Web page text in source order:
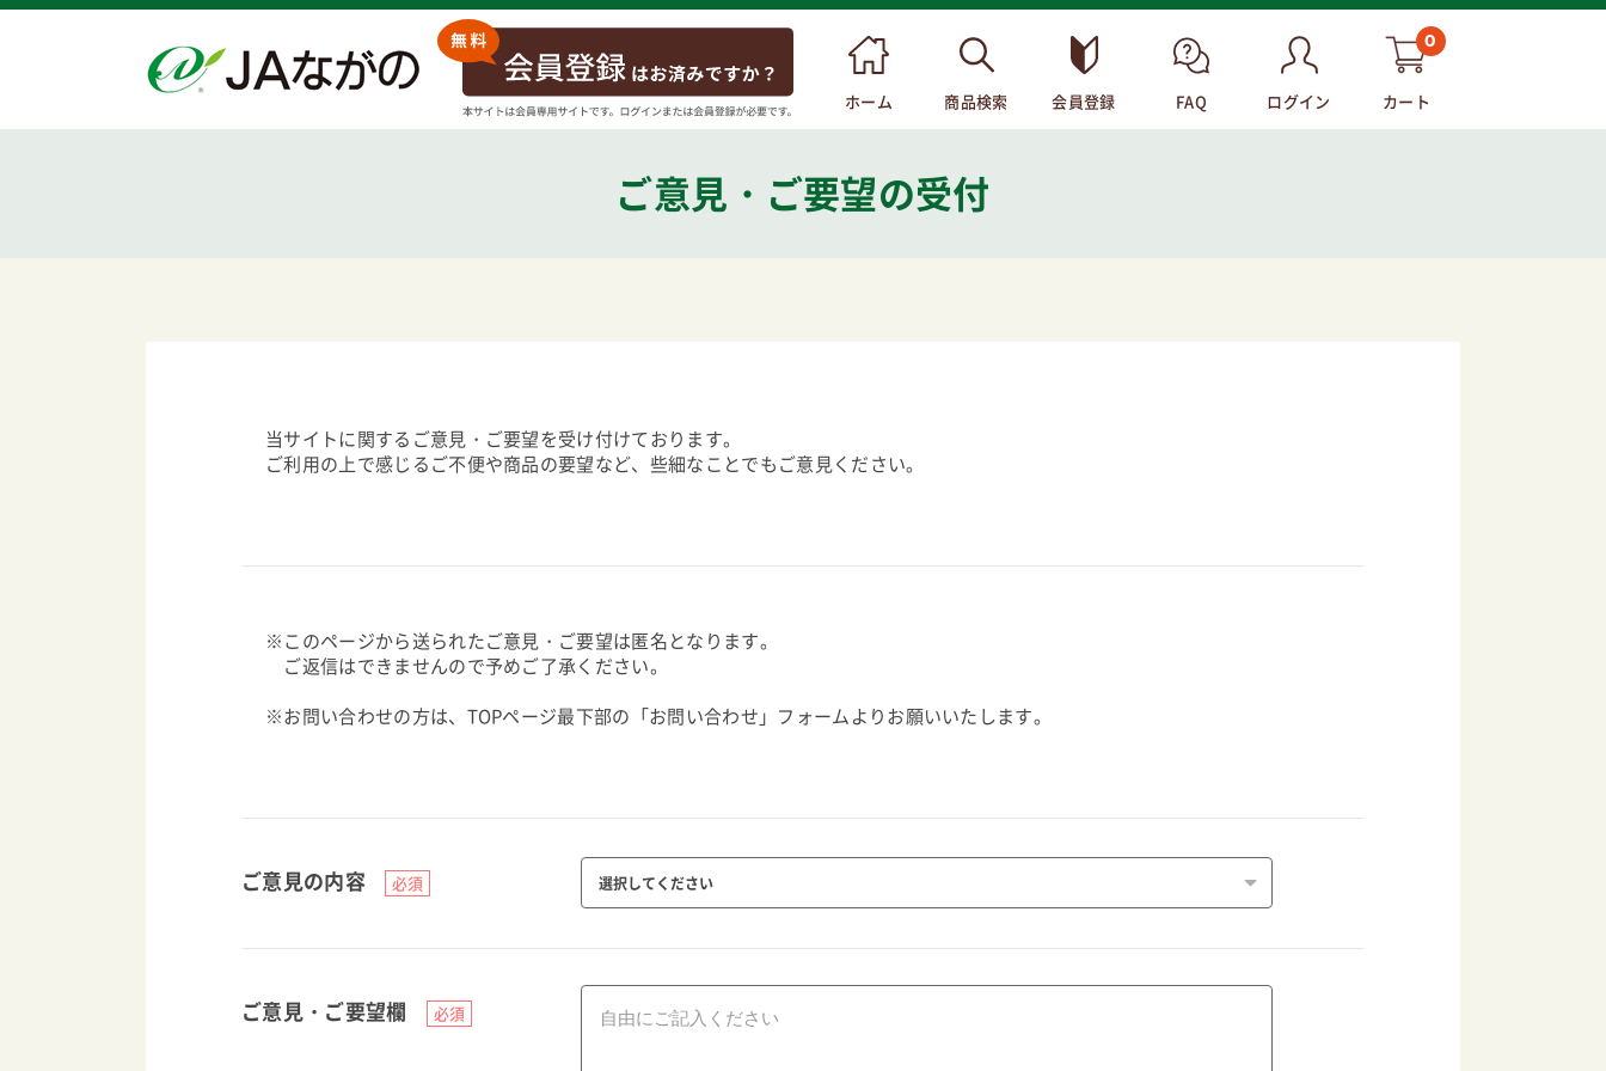
ホーム 商品検索 会員登録 FAQ ログイン
0
カート
ご意見・ご要望の受付
当サイトに関するご意見・ご要望を受け付けております。
ご利用の上で感じるご不便や商品の要望など、些細なことでもご意見ください。
※このページから送られたご意見・ご要望は匿名となります。
ご返信はできませんので予めご了承ください。
※お問い合わせの方は、TOPページ最下部の「お問い合わせ」フォームよりお願いいたします。
ご意見の内容
ご意見・ご要望欄